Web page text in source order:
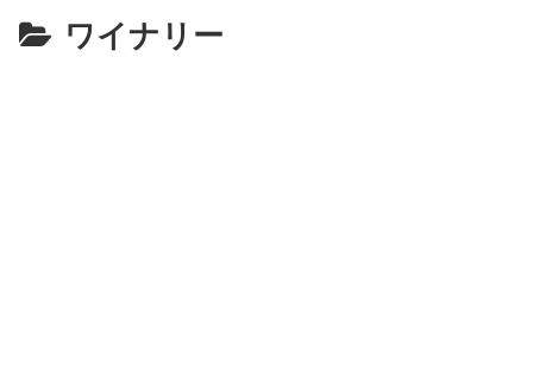
ワイナリー